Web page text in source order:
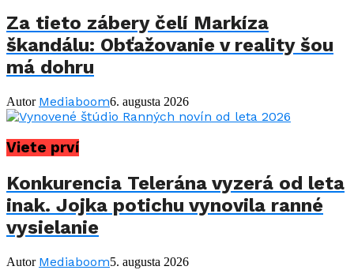
Za tieto zábery čelí Markíza
škandálu: Obťažovanie v reality šou
má dohru
Autor Mediaboom6. augusta 2026
Viete prví
Konkurencia Telerána vyzerá od leta
inak. Jojka potichu vynovila ranné
vysielanie
Autor Mediaboom5. augusta 2026